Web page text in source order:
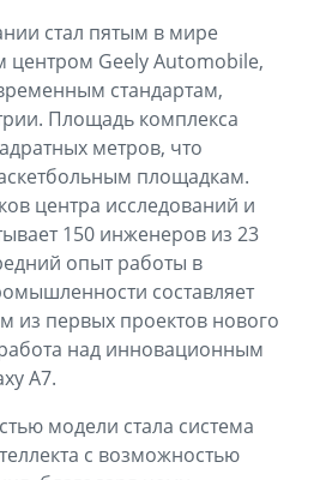
стал пятым в мире
центром Geely Automobile,
стандартам,
Площадь комплекса
метров, что
площадкам.
центра исследований и
150 инженеров из 23
опыт работы в
составляет
из первых проектов нового
над инновационным
A7.
модели стала система
с возможностью